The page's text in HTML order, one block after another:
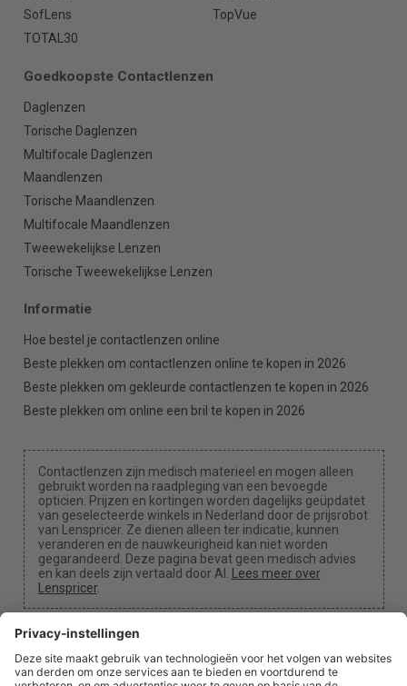
SofLens
TopVue
TOTAL30
Goedkoopste Contactlenzen
Daglenzen
Torische Daglenzen
Multifocale Daglenzen
Maandlenzen
Torische Maandlenzen
Multifocale Maandlenzen
Tweewekelijkse Lenzen
Torische Tweewekelijkse Lenzen
Informatie
Hoe bestel je contactlenzen online
Beste plekken om contactlenzen online te kopen in 2026
Beste plekken om gekleurde contactlenzen te kopen in 2026
Beste plekken om online een bril te kopen in 2026
Contactlenzen zijn medisch materieel en mogen alleen
gebruikt worden na raadpleging van een bevoegde
opticien. Prijzen en kortingen worden dagelijks geüpdatet
van geselecteerde winkels in Nederland door de prijsrobot
van Lenspricer. Ze dienen alleen ter indicatie, kunnen
veranderen en de nauwkeurigheid kan niet worden
gegarandeerd. Deze pagina bevat geen medisch advies
en kan deels zijn vertaald door AI. Lees meer over
Lenspricer.